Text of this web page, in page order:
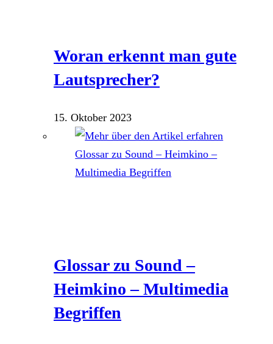
Woran erkennt man gute
Lautsprecher?
15. Oktober 2023
Glossar zu Sound –
Heimkino – Multimedia
Begriffen